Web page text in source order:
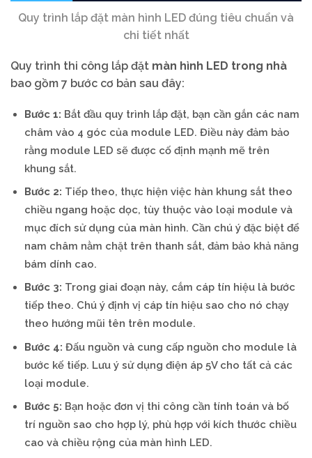
Quy trình lắp đặt màn hình LED đúng tiêu chuẩn và
chi tiết nhất
Quy trình thi công lắp đặt màn hình LED trong nhà
bao gồm 7 bước cơ bản sau đây:
Bước 1: Bắt đầu quy trình lắp đặt, bạn cần gắn các nam
châm vào 4 góc của module LED. Điều này đảm bảo
rằng module LED sẽ được cố định mạnh mẽ trên
khung sắt.
Bước 2: Tiếp theo, thực hiện việc hàn khung sắt theo
chiều ngang hoặc dọc, tùy thuộc vào loại module và
mục đích sử dụng của màn hình. Cần chú ý đặc biệt để
nam châm nằm chặt trên thanh sắt, đảm bảo khả năng
bám dính cao.
Bước 3: Trong giai đoạn này, cắm cáp tín hiệu là bước
tiếp theo. Chú ý định vị cáp tín hiệu sao cho nó chạy
theo hướng mũi tên trên module.
Bước 4: Đấu nguồn và cung cấp nguồn cho module là
bước kế tiếp. Lưu ý sử dụng điện áp 5V cho tất cả các
loại module.
Bước 5: Bạn hoặc đơn vị thi công cần tính toán và bố
trí nguồn sao cho hợp lý, phù hợp với kích thước chiều
cao và chiều rộng của màn hình LED.